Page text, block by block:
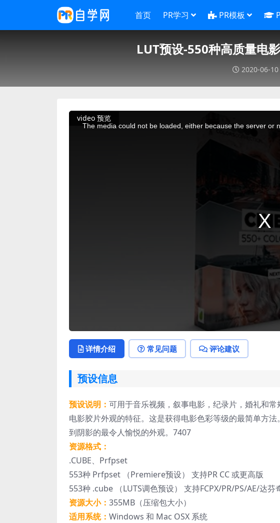
首页 PR学习 PR模板
LUT预设-550种高质量电
2020-06-10
video 预览
This
The media could not be loaded, either because the server or
详情介绍 常见问题 评论建议
预设信息
预设说明： 可用于音乐视频，叙事电影，纪录片，婚礼和
电影胶片外观的特征。这是获得电影色彩等级的最简单方
到阴影的最令人愉悦的外观。7407
资源格式：
.CUBE、Prfpset
553种 Prfpset （Premiere预设） 支持PR CC 或更高版
553种 .cube （LUTS调色预设） 支持FCPX/PR/PS/AE/达
资源大小： 355MB（压缩包大小）
适用系统： Windows 和 Mac OSX 系统